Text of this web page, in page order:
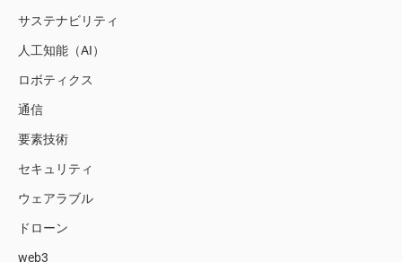
サステナビリティ
人工知能（AI）
ロボティクス
通信
要素技術
セキュリティ
ウェアラブル
ドローン
web3